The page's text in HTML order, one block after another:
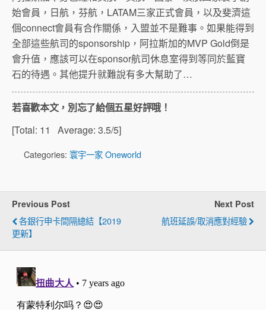
始會員，日航，芬航，LATAM三家正式會員，以及斐濟這
個connect會員有合作關係，入盟並不是難事。如果能得到
全部這些航司的sponsorship，阿拉斯加的MVP Gold倒是
會升值，應該可以在sponsor航司休息室得到等同於藍寶
石的待遇。其他提升就難說有多大幫助了…
若喜歡本文，別忘了給個五星好評哦！
[Total: 11 Average: 3.5/5]
Categories: 寰宇一家 Oneworld
Previous Post
各銀行申卡間隔總結【2019
更新】
Next Post
航班延誤/取消應對經驗